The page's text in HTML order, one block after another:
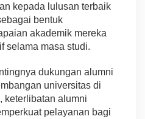
kepada lulusan terbaik
bentuk
paian akademik mereka
se lama masa studi.
dukungan alumni
mbangan universitas di
keterlibatan alumni
pelayanan bagi